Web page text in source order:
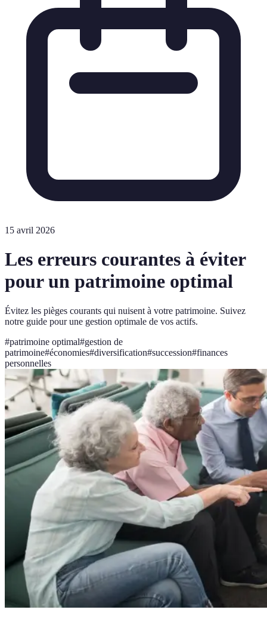
15 avril 2026
Les erreurs courantes à éviter
pour un patrimoine optimal
Évitez les pièges courants qui nuisent à votre patrimoine. Suivez
notre guide pour une gestion optimale de vos actifs.
#patrimoine optimal#gestion de
patrimoine#économies#diversification#succession#finances
personnelles